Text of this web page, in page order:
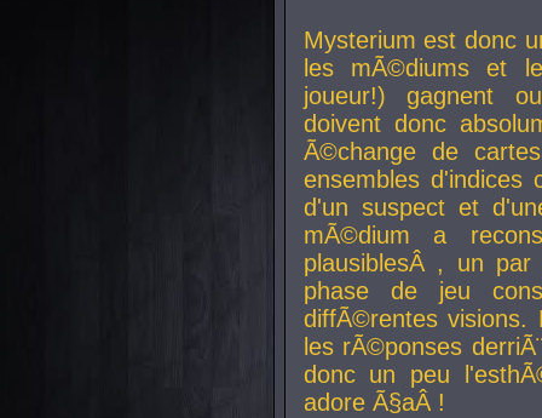
Mysterium est donc
les mÃ©diums et
joueur!) gagnent
doivent donc
Ã©change de
ensembles d'indices
d'un suspect et
mÃ©dium a
plausiblesÂ , un par
phase de jeu
diffÃ©rentes visions.
les rÃ©ponses
donc un peu
adore Ã§aÂ !